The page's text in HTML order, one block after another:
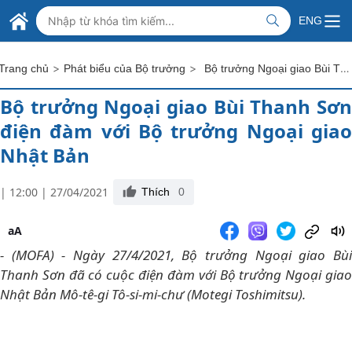
Skip to Main Content
BỘ NGOẠI GIAO VIỆT NAM
MINISTRY OF FOREIGN AFFAIRS
ENG
chủ > Phát biểu của Bộ trưởng > Bộ trưởng Ngoại giao Bùi Thanh Sơn điện đàm với Bộ trưởng Ngoại giao Nhật Bản
Bộ trưởng Ngoại giao Bùi Thanh Sơn
điện đàm với Bộ trưởng Ngoại giao
Nhật Bản
| 12:00 | 27/04/2021 Thích 0
aA
- (MOFA) - Ngày 27/4/2021, Bộ trưởng Ngoại giao Bùi
Thanh Sơn đã có cuộc điện đàm với Bộ trưởng Ngoại giao
Nhật Bản Mô-tê-gi Tô-si-mi-chư (Motegi Toshimitsu).